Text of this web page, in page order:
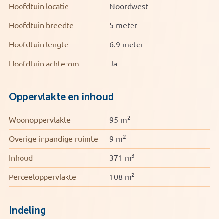
Hoofdtuin locatie Noordwest
Hoofdtuin breedte 5 meter
Hoofdtuin lengte 6.9 meter
Hoofdtuin achterom Ja
Oppervlakte en inhoud
Woonoppervlakte 95 m2
Overige inpandige ruimte 9 m2
Inhoud 371 m3
Perceeloppervlakte 108 m2
Indeling